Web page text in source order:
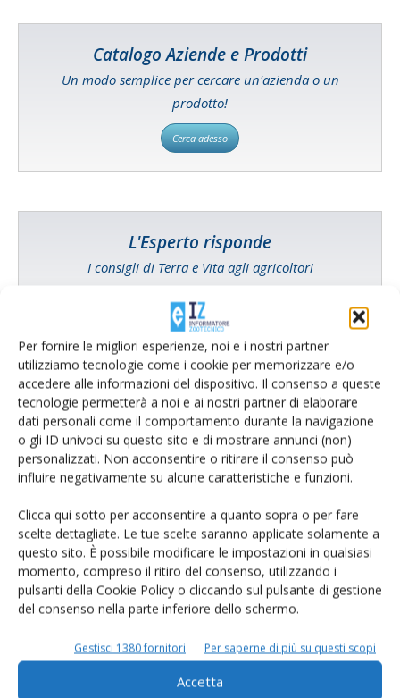
Per fornire le migliori esperienze, noi e i nostri partner
utilizziamo tecnologie come i cookie per memorizzare e/o
accedere alle informazioni del dispositivo. Il consenso a queste
tecnologie permetterà a noi e ai nostri partner di elaborare
dati personali come il comportamento durante la navigazione
o gli ID univoci su questo sito e di mostrare annunci (non)
personalizzati. Non acconsentire o ritirare il consenso può
influire negativamente su alcune caratteristiche e funzioni.
Clicca qui sotto per acconsentire a quanto sopra o per fare
scelte dettagliate. Le tue scelte saranno applicate solamente a
questo sito. È possibile modificare le impostazioni in qualsiasi
momento, compreso il ritiro del consenso, utilizzando i
pulsanti della Cookie Policy o cliccando sul pulsante di gestione
del consenso nella parte inferiore dello schermo.
Gestisci 1380 fornitori Per saperne di più su questi scopi
Accetta
Catalogo Aziende e Prodotti
Un modo semplice per cercare un'azienda o un
prodotto!
Cerca adesso
L'Esperto risponde
I consigli di Terra e Vita agli agricoltori
Cerca adesso
Rimani aggiornato sul mondo
dell’agricoltura
Iscriviti alle nostre newsletter